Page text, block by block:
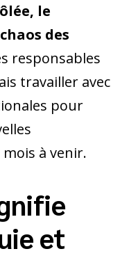
le
des
responsables
travailler avec
pour
à venir.
et